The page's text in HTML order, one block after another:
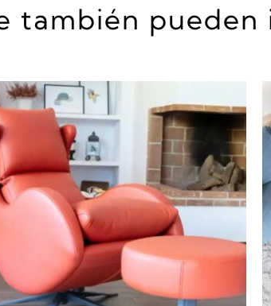
también
DETALLES